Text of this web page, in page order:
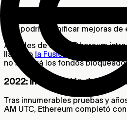
A diferencia de PoW, PoS
confirmar nuevos bloques y
PoS podría significar mejoras
A finales de 2020, Ethereum
llamado la Fusión
. Antes de
no liberará los fondos
2022: introducción de
Tras innumerables pruebas y
AM UTC, Ethereum completó